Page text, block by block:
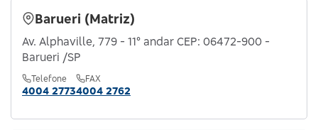
Barueri (Matriz)
Av. Alphaville, 779 - 11° andar CEP: 06472-900 -
Barueri /SP
Telefone
4004 2773
FAX
4004 2762